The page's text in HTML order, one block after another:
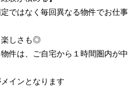
ではなく毎回異なる物件でお仕事
楽しさも◎
件は、ご自宅から１時間圏内が中
インとなります